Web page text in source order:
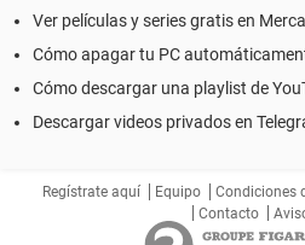
Ver películas y series gratis en
Cómo apagar tu PC
Cómo descargar una playlist de
Descargar videos privados en
Regístrate aquí Equipo Condiciones
Contacto